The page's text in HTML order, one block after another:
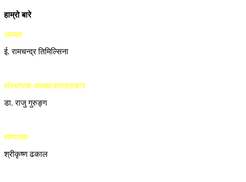
हाम्रो बारे
अध्यक्ष
ई. रामचन्द्र तिमिल्सिना
संस्थापक अध्यक्ष/सल्लाहकार
डा. राजु गुरुङ्ग
सम्पादक
श्रीकृष्ण ढकाल